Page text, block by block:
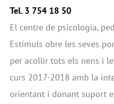
Tel. 3 754 18 50
El centre de psicologia,
Estímuls obre les seves
per acollir tots els nens i
curs 2017-2018 amb la
orientant i donant suport